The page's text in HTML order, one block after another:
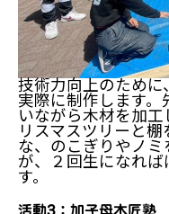
技術力向上のために
実際に制作します
いながら木材を加
リスマスツリーと
な、のこぎりやノ
が、２回生になれ
す。
活動3：加子母木匠塾